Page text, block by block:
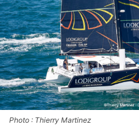
Photo : Thierry Martinez